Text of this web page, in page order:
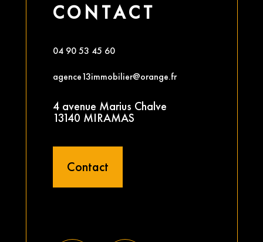
CONTACT
04 90 53 45 60
agence13immobilier@orange.fr
4 avenue Marius Chalve
13140 MIRAMAS
Contact